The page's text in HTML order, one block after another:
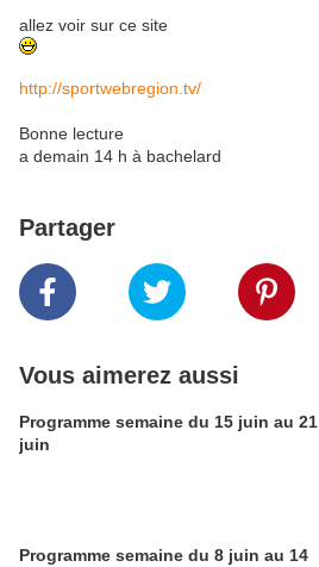
allez voir sur ce site
http://sportwebregion.tv/
Bonne lecture
a demain 14 h à bachelard
Partager
Vous aimerez aussi
Programme semaine du 15 juin au 21
juin
Programme semaine du 8 juin au 14